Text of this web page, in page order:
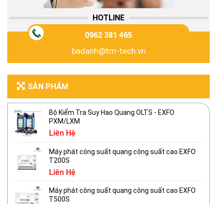
HOTLINE
0962 381 465
badanh@tm-tech.vn
SẢN PHẨM
Bộ Kiểm Tra Suy Hao Quang OLTS - EXFO
PXM/LXM
Liên Hệ
Máy phát công suất quang công suất cao EXFO
T200S
Liên Hệ
Máy phát công suất quang công suất cao EXFO
T500S